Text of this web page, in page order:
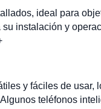
ideal para
instalación y
y fáciles de
teléfonos